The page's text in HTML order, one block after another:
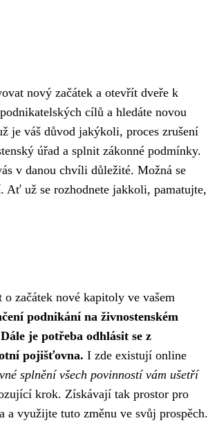
nový začátek a otevřít dveře k
cílů a hledáte novou
je váš důvod jakýkoli, proces zrušení
úřad a splnit zákonné podmínky.
v danou chvíli důležité. Možná se
Ať už se rozhodnete jakkoli, pamatujte,
začátek nové kapitoly ve vašem
podnikání na živnostenském
Dále je potřeba odhlásit se z
pojišťovna. I zde existují online
splnění všech povinností vám ušetří
krok. Získávají tak prostor pro
a využijte tuto změnu ve svůj prospěch.